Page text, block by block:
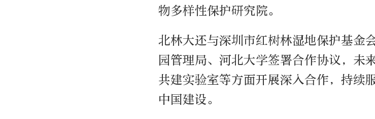
物多样性保护研究院。
北林大还与深圳市红树林湿地保护基金
园管理局、河北大学签署合作协议，未
共建实验室等方面开展深入合作，持续
中国建设。